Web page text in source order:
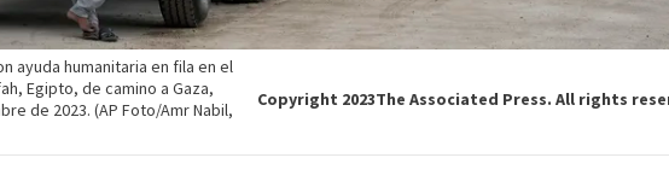
ayuda humanitaria en fila en el
Egipto, de camino a Gaza,
de 2023. (AP Foto/Amr Nabil,
Copyright 2023The Associated Press. All rights